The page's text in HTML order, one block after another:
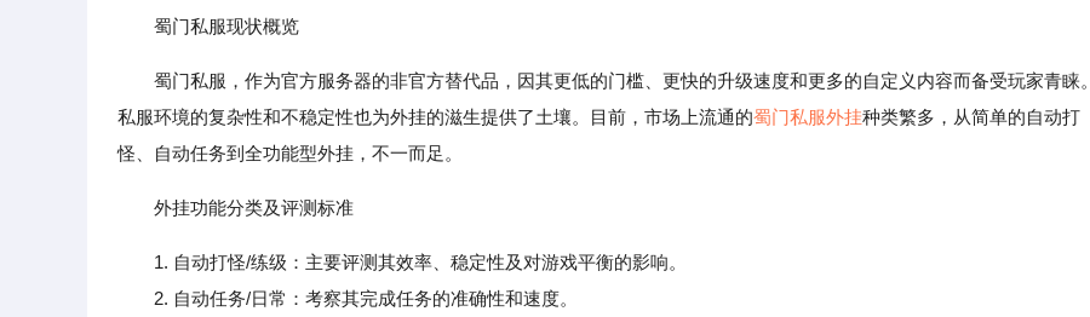
蜀门私服现状概览
蜀门私服，作为官方服务器的非官方替代品，因其更低的门槛、更快的升级速度和更多的自定义内容而备受玩家青睐。
私服环境的复杂性和不稳定性也为外挂的滋生提供了土壤。目前，市场上流通的蜀门私服外挂种类繁多，从简单的自动打
怪、自动任务到全功能型外挂，不一而足。
外挂功能分类及评测标准
1. 自动打怪/练级：主要评测其效率、稳定性及对游戏平衡的影响。
2. 自动任务/日常：考察其完成任务的准确性和速度。